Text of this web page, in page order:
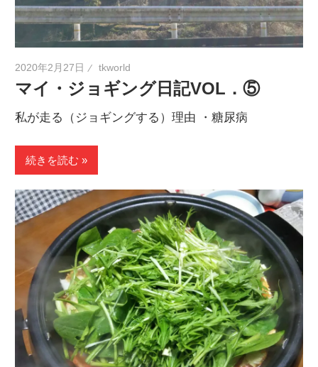
2020年2月27日 tkworld
マイ・ジョギング日記VOL．⑤
私が走る（ジョギングする）理由 ・糖尿病
続きを読む